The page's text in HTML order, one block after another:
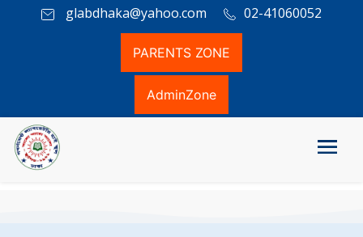
glabdhaka@yahoo.com 02-41060052
PARENTS ZONE
AdminZone